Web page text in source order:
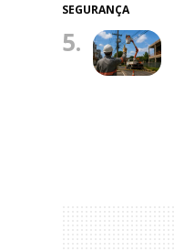
SEGURANÇA
5.